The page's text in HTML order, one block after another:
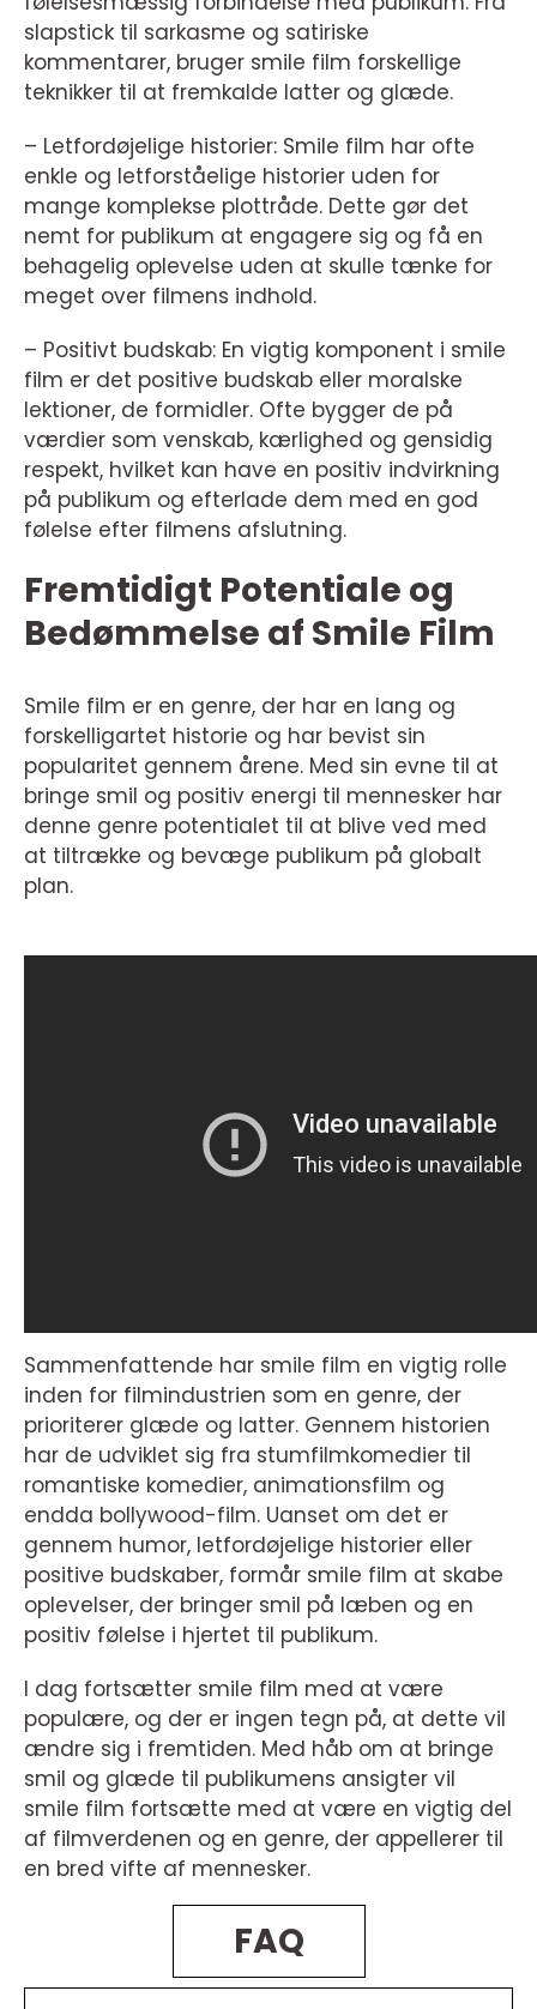
slapstick til sarkasme og satiriske
kommentarer, bruger smile film forskellige
teknikker til at fremkalde latter og glæde.
– Letfordøjelige historier: Smile film har ofte
enkle og letforståelige historier uden for
mange komplekse plottråde. Dette gør det
nemt for publikum at engagere sig og få en
behagelig oplevelse uden at skulle tænke for
meget over filmens indhold.
– Positivt budskab: En vigtig komponent i smile
film er det positive budskab eller moralske
lektioner, de formidler. Ofte bygger de på
værdier som venskab, kærlighed og gensidig
respekt, hvilket kan have en positiv indvirkning
på publikum og efterlade dem med en god
følelse efter filmens afslutning.
Fremtidigt Potentiale og
Bedømmelse af Smile Film
Smile film er en genre, der har en lang og
forskelligartet historie og har bevist sin
popularitet gennem årene. Med sin evne til at
bringe smil og positiv energi til mennesker har
denne genre potentialet til at blive ved med
at tiltrække og bevæge publikum på globalt
plan.
Sammenfattende har smile film en vigtig rolle
inden for filmindustrien som en genre, der
prioriterer glæde og latter. Gennem historien
har de udviklet sig fra stumfilmkomedier til
romantiske komedier, animationsfilm og
endda bollywood-film. Uanset om det er
gennem humor, letfordøjelige historier eller
positive budskaber, formår smile film at skabe
oplevelser, der bringer smil på læben og en
positiv følelse i hjertet til publikum.
I dag fortsætter smile film med at være
populære, og der er ingen tegn på, at dette vil
ændre sig i fremtiden. Med håb om at bringe
smil og glæde til publikumens ansigter vil
smile film fortsætte med at være en vigtig del
af filmverdenen og en genre, der appellerer til
en bred vifte af mennesker.
FAQ